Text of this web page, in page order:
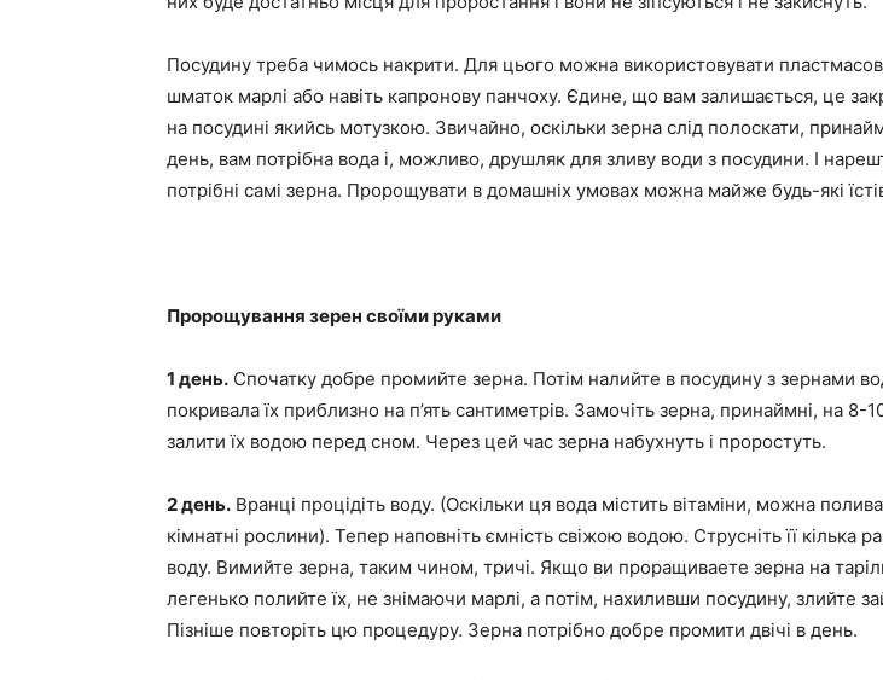
Посудину треба чимось накрити. Для цього можна використовувати
шматок марлі або навіть капронову панчоху. Єдине, що вам залишається, це
на посудині якийсь мотузкою. Звичайно, оскільки зерна слід полоскати,
день, вам потрібна вода і, можливо, друшляк для зливу води з посудини. І
потрібні самі зерна. Пророщувати в домашніх умовах можна майже будь-які
Пророщування зерен своїми руками
1 день. Спочатку добре промийте зерна. Потім налийте в посудину з зернами
покривала їх приблизно на п’ять сантиметрів. Замочіть зерна, принаймні, на
залити їх водою перед сном. Через цей час зерна набухнуть і проростуть.
2 день. Вранці процідіть воду. (Оскільки ця вода містить вітаміни, можна
кімнатні рослини). Тепер наповніть ємність свіжою водою. Струсніть її кілька
воду. Вимийте зерна, таким чином, тричі. Якщо ви проращиваете зерна на
легенько полийте їх, не знімаючи марлі, а потім, нахиливши посудину, злийте
Пізніше повторіть цю процедуру. Зерна потрібно добре промити двічі в день.